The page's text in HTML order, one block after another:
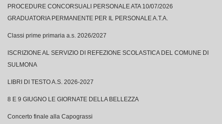
PROCEDURE CONCORSUALI PERSONALE ATA 10/07/2026
GRADUATORIA PERMANENTE PER IL PERSONALE A.T.A.
Classi prime primaria a.s. 2026/2027
ISCRIZIONE AL SERVIZIO DI REFEZIONE SCOLASTICA DEL COMUNE DI
SULMONA
LIBRI DI TESTO A.S. 2026-2027
8 E 9 GIUGNO LE GIORNATE DELLA BELLEZZA
Concerto finale alla Capograssi